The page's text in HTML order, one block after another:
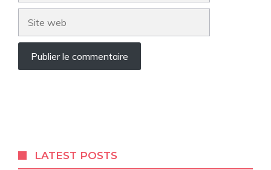
LATEST POSTS